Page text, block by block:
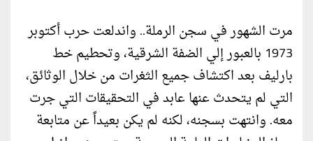
مرت الشهور في سجن الرملة.. واندلعت حرب أكتوبر
1973 بالعبور إلي الضفة الشرقية، وتحطيم خط
بارليف بعد اكتشاف جميع الثغرات من خلال الوثائق،
التي لم يتحدث عنها عابد في التحقيقات التي جرت
معه. وانتهت بسجنه، لكنه لم يكن بعيداً عن متابعة